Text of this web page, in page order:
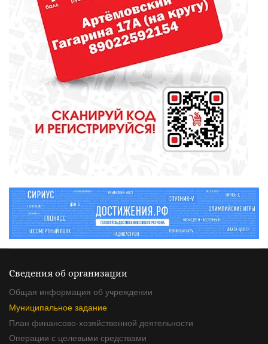
МЕДИЦИНА
От диеты до режима: все о
питании при грудном
вскармливании
СПОРТ
полицейского
Сведения об организации
Общая информация об учреждении
Муниципальное задание
План финансово-хозяйственной деятельности
Операции с целевыми средствами